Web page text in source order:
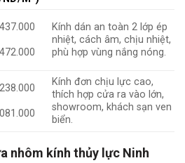
Kính dán an toàn 2 lớp ép
nhiệt, cách âm, chịu nhiệt,
phù hợp vùng nắng nóng.
Kính đơn chịu lực cao,
thích hợp cửa ra vào lớn,
showroom, khách sạn ven
biển.
nhôm kính thủy lực Ninh